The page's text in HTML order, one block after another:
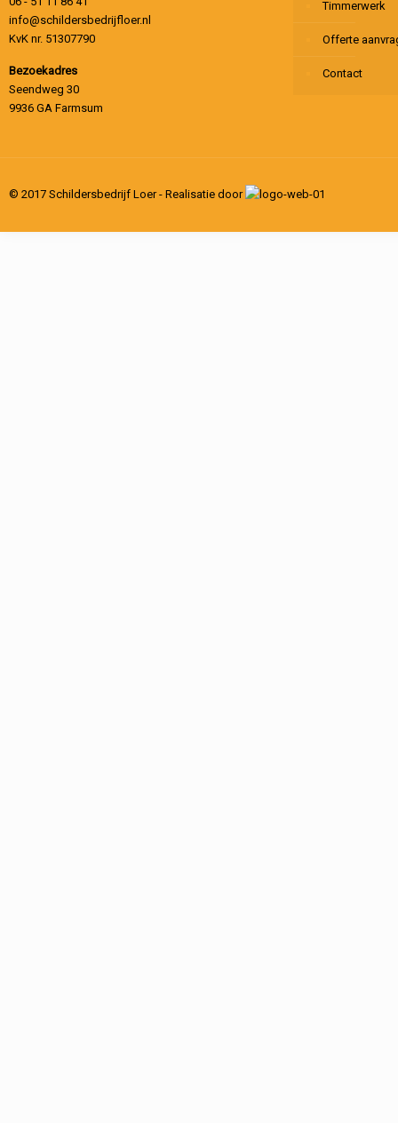
info@schildersbedrijfloer.nl
KvK nr. 51307790
Bezoekadres
Seendweg 30
9936 GA Farmsum
Timmerwerk
Offerte
Contact
© 2017 Schildersbedrijf Loer - Realisatie door